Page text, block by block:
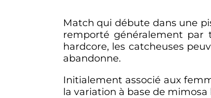
Match qui débute dans une
remporté généralement par
hardcore, les catcheuses
abandonne.
Initialement associé aux
la variation à base de